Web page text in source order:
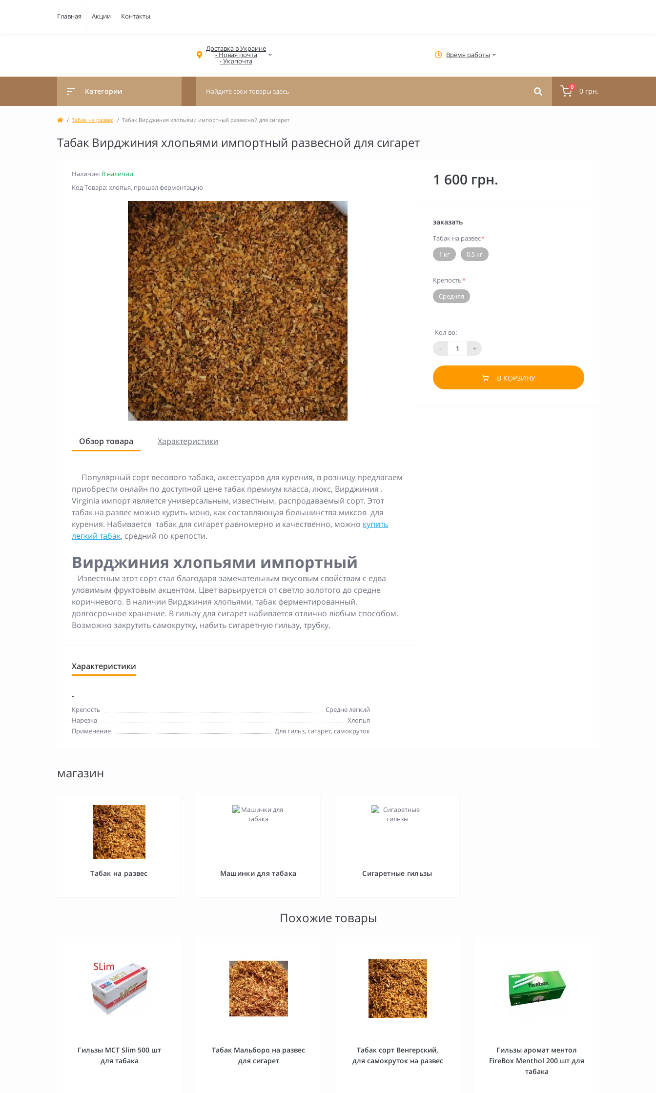
Главная Акции Контакты
Доставка в Украине
- Новая почта
- Укрпочта
Время работы
Категории 0 0 грн.
Табак на развес Табак Вирджиния хлопьями импортный развесной для сигарет
Табак Вирджиния хлопьями импортный развесной для сигарет
Наличие: В наличии
Код Товара: хлопья, прошел ферментацию
Обзор товара Характеристики
Популярный сорт весового табака, аксессуаров для курения, в розницу предлагаем
приобрести онлайн по доступной цене табак премиум класса, люкс, Вирджиния .
Virginia импорт является универсальным, известным, распродаваемый сорт. Этот
табак на развес можно курить моно, как составляющая большинства миксов для
курения. Набивается табак для сигарет равномерно и качественно, можно купить
легкий табак, средний по крепости.
Вирджиния хлопьями импортный
Известным этот сорт стал благодаря замечательным вкусовым свойствам с едва
уловимым фруктовым акцентом. Цвет варьируется от светло золотого до средне
коричневого. В наличии Вирджиния хлопьями, табак ферментированный,
долгосрочное хранение. В гильзу для сигарет набивается отлично любым способом.
Возможно закрутить самокрутку, набить сигаретную гильзу, трубку.
Характеристики
-
Крепость
Средне легкий
Нарезка
Хлопья
Применение
Для гильз, сигарет, самокруток
1 600 грн.
заказать
Табак на развес*
1 кг
0.5 кг
Крепость*
Средняя
Кол-во:
-
+
В КОРЗИНУ
магазин
Табак на развес Машинки для табака Сигаретные гильзы
Похожие товары
Гильзы MCT Slim 500 шт
для табака
Табак Мальборо на развес
для сигарет
Табак сорт Венгерский,
для самокруток на развес
Гильзы аромат ментол
FireBox Menthol 200 шт для
табака